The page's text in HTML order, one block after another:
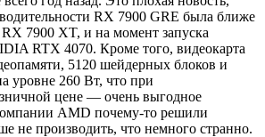
RX 7900 GRE была ближе
7900 XT, и на момент запуска
RTX 4070. Кроме того, видеокарта
5120 шейдерных блоков и
уровне 260 Вт, что при
цене — очень выгодное
AMD почему-то решили
не производить, что немного странно.